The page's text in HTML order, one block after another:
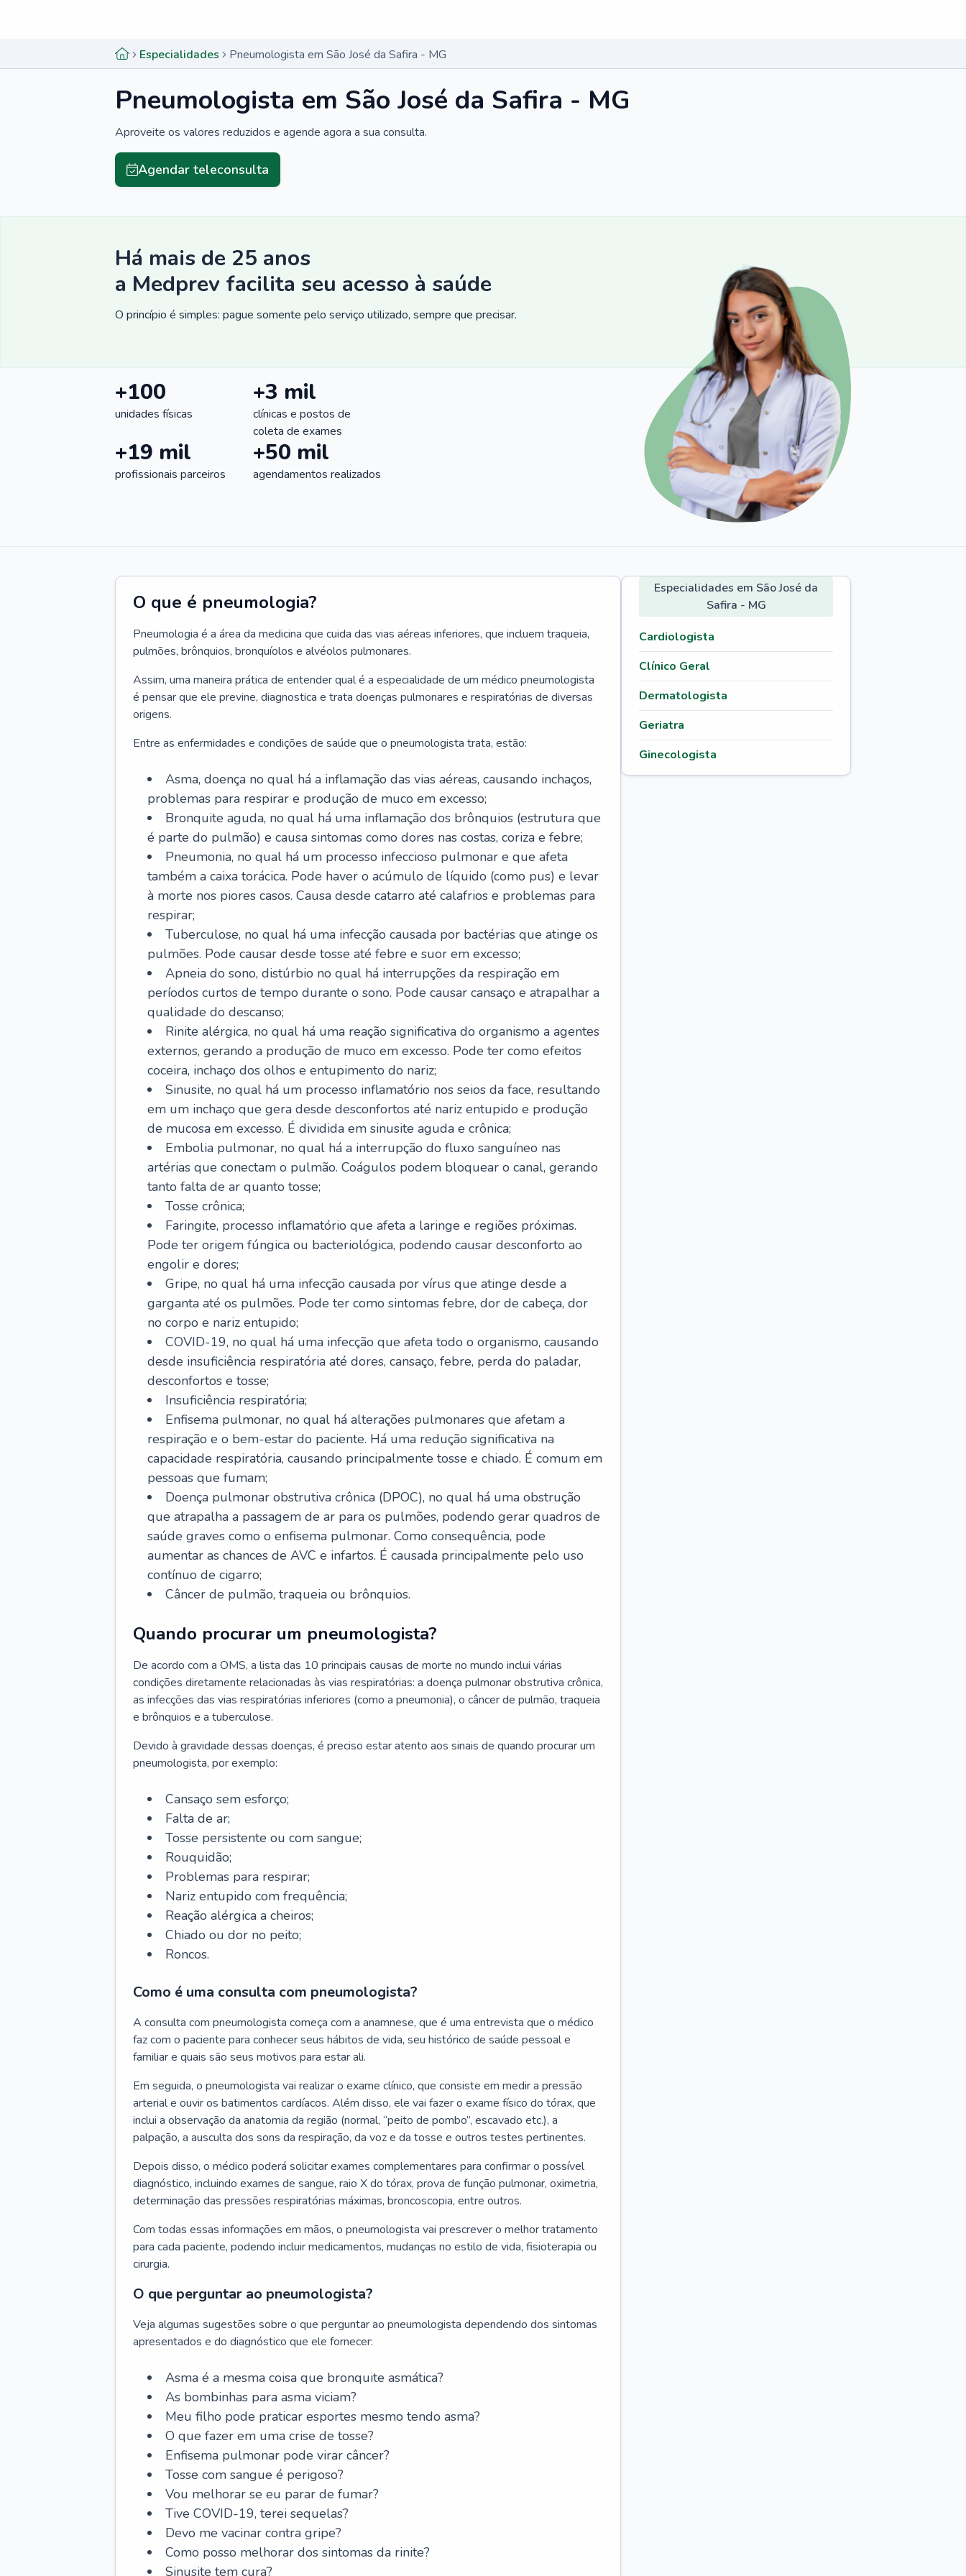
Especialidades Pneumologista em São José da Safira - MG
Pneumologista em São José da Safira - MG
Aproveite os valores reduzidos e agende agora a sua consulta.
Agendar teleconsulta
Há mais de 25 anos
a Medprev facilita seu acesso à saúde
O princípio é simples: pague somente pelo serviço utilizado, sempre que precisar.
+100
unidades físicas
+3 mil
clínicas e postos de
coleta de exames
+19 mil
profissionais parceiros
+50 mil
agendamentos realizados
O que é pneumologia?
Pneumologia é a área da medicina que cuida das vias aéreas inferiores, que incluem traqueia,
pulmões, brônquios, bronquíolos e alvéolos pulmonares.
Assim, uma maneira prática de entender qual é a especialidade de um médico pneumologista
é pensar que ele previne, diagnostica e trata doenças pulmonares e respiratórias de diversas
origens.
Entre as enfermidades e condições de saúde que o pneumologista trata, estão:
Asma, doença no qual há a inflamação das vias aéreas, causando inchaços,
problemas para respirar e produção de muco em excesso;
Bronquite aguda, no qual há uma inflamação dos brônquios (estrutura que
é parte do pulmão) e causa sintomas como dores nas costas, coriza e febre;
Pneumonia, no qual há um processo infeccioso pulmonar e que afeta
também a caixa torácica. Pode haver o acúmulo de líquido (como pus) e levar
à morte nos piores casos. Causa desde catarro até calafrios e problemas para
respirar;
Tuberculose, no qual há uma infecção causada por bactérias que atinge os
pulmões. Pode causar desde tosse até febre e suor em excesso;
Apneia do sono, distúrbio no qual há interrupções da respiração em
períodos curtos de tempo durante o sono. Pode causar cansaço e atrapalhar a
qualidade do descanso;
Rinite alérgica, no qual há uma reação significativa do organismo a agentes
externos, gerando a produção de muco em excesso. Pode ter como efeitos
coceira, inchaço dos olhos e entupimento do nariz;
Sinusite, no qual há um processo inflamatório nos seios da face, resultando
em um inchaço que gera desde desconfortos até nariz entupido e produção
de mucosa em excesso. É dividida em sinusite aguda e crônica;
Embolia pulmonar, no qual há a interrupção do fluxo sanguíneo nas
artérias que conectam o pulmão. Coágulos podem bloquear o canal, gerando
tanto falta de ar quanto tosse;
Tosse crônica;
Faringite, processo inflamatório que afeta a laringe e regiões próximas.
Pode ter origem fúngica ou bacteriológica, podendo causar desconforto ao
engolir e dores;
Gripe, no qual há uma infecção causada por vírus que atinge desde a
garganta até os pulmões. Pode ter como sintomas febre, dor de cabeça, dor
no corpo e nariz entupido;
COVID-19, no qual há uma infecção que afeta todo o organismo, causando
desde insuficiência respiratória até dores, cansaço, febre, perda do paladar,
desconfortos e tosse;
Insuficiência respiratória;
Enfisema pulmonar, no qual há alterações pulmonares que afetam a
respiração e o bem-estar do paciente. Há uma redução significativa na
capacidade respiratória, causando principalmente tosse e chiado. É comum em
pessoas que fumam;
Doença pulmonar obstrutiva crônica (DPOC), no qual há uma obstrução
que atrapalha a passagem de ar para os pulmões, podendo gerar quadros de
saúde graves como o enfisema pulmonar. Como consequência, pode
aumentar as chances de AVC e infartos. É causada principalmente pelo uso
contínuo de cigarro;
Câncer de pulmão, traqueia ou brônquios.
Quando procurar um pneumologista?
De acordo com a OMS, a lista das 10 principais causas de morte no mundo inclui várias
condições diretamente relacionadas às vias respiratórias: a doença pulmonar obstrutiva crônica,
as infecções das vias respiratórias inferiores (como a pneumonia), o câncer de pulmão, traqueia
e brônquios e a tuberculose.
Devido à gravidade dessas doenças, é preciso estar atento aos sinais de quando procurar um
pneumologista, por exemplo:
Cansaço sem esforço;
Falta de ar;
Tosse persistente ou com sangue;
Rouquidão;
Problemas para respirar;
Nariz entupido com frequência;
Reação alérgica a cheiros;
Chiado ou dor no peito;
Roncos.
Como é uma consulta com pneumologista?
A consulta com pneumologista começa com a anamnese, que é uma entrevista que o médico
faz com o paciente para conhecer seus hábitos de vida, seu histórico de saúde pessoal e
familiar e quais são seus motivos para estar ali.
Em seguida, o pneumologista vai realizar o exame clínico, que consiste em medir a pressão
arterial e ouvir os batimentos cardíacos. Além disso, ele vai fazer o exame físico do tórax, que
inclui a observação da anatomia da região (normal, “peito de pombo”, escavado etc.), a
palpação, a ausculta dos sons da respiração, da voz e da tosse e outros testes pertinentes.
Depois disso, o médico poderá solicitar exames complementares para confirmar o possível
diagnóstico, incluindo exames de sangue, raio X do tórax, prova de função pulmonar, oximetria,
determinação das pressões respiratórias máximas, broncoscopia, entre outros.
Com todas essas informações em mãos, o pneumologista vai prescrever o melhor tratamento
para cada paciente, podendo incluir medicamentos, mudanças no estilo de vida, fisioterapia ou
cirurgia.
O que perguntar ao pneumologista?
Veja algumas sugestões sobre o que perguntar ao pneumologista dependendo dos sintomas
apresentados e do diagnóstico que ele fornecer:
Asma é a mesma coisa que bronquite asmática?
As bombinhas para asma viciam?
Meu filho pode praticar esportes mesmo tendo asma?
O que fazer em uma crise de tosse?
Enfisema pulmonar pode virar câncer?
Tosse com sangue é perigoso?
Vou melhorar se eu parar de fumar?
Tive COVID-19, terei sequelas?
Devo me vacinar contra gripe?
Como posso melhorar dos sintomas da rinite?
Sinusite tem cura?
Especialidades em São José da
Safira - MG
Cardiologista
Clínico Geral
Dermatologista
Geriatra
Ginecologista